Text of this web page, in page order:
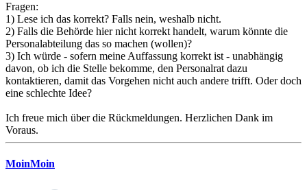
Fragen:
1) Lese ich das korrekt? Falls nein, weshalb nicht.
2) Falls die Behörde hier nicht korrekt handelt, warum könnte die
Personalabteilung das so machen (wollen)?
3) Ich würde - sofern meine Auffassung korrekt ist - unabhängig
davon, ob ich die Stelle bekomme, den Personalrat dazu
kontaktieren, damit das Vorgehen nicht auch andere trifft. Oder doch
eine schlechte Idee?
Ich freue mich über die Rückmeldungen. Herzlichen Dank im
Voraus.
MoinMoin